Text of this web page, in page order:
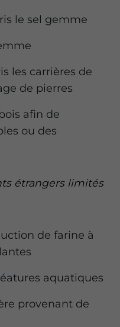
le sel gemme
les carrières de
de pierres
afin de
ou des
étrangers limités
de farine à
aquatiques
provenant de